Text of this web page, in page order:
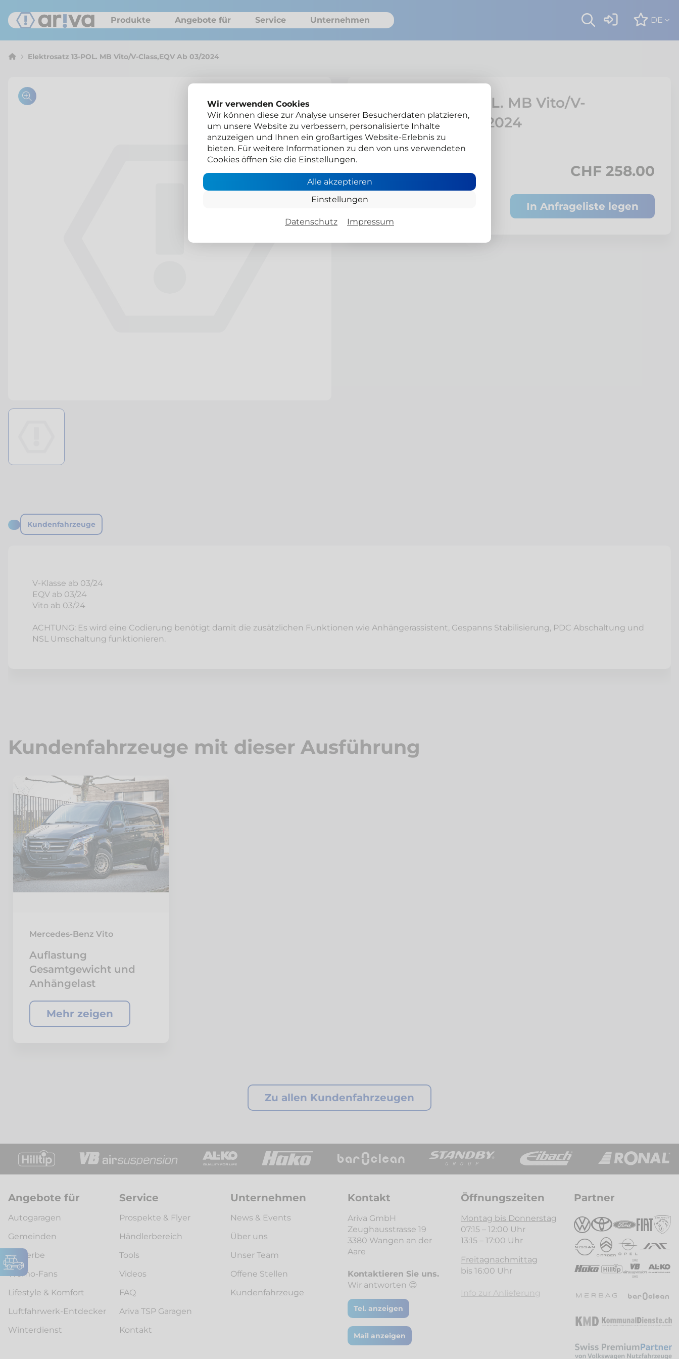
Produkte Angebote für Service Unternehmen DE
Elektrosatz 13-POL. MB Vito/V-Class,EQV Ab 03/2024
Elektrosatz 13-POL. MB Vito/V-
Class,EQV Ab 03/2024
21040558C
Netto zzgl. MwSt.
CHF 258.00
In Anfrageliste legen
Kundenfahrzeuge
V-Klasse ab 03/24
EQV ab 03/24
Vito ab 03/24
ACHTUNG: Es wird eine Codierung benötigt damit die zusätzlichen Funktionen wie Anhängerassistent, Gespanns Stabilisierung, PDC Abschaltung und
NSL Umschaltung funktionieren.
Kundenfahrzeuge mit dieser Ausführung
Mercedes-Benz Vito
Auflastung
Gesamtgewicht und
Anhängelast
Mehr zeigen
Zu allen Kundenfahrzeugen
Angebote für
Autogaragen
Gemeinden
Gewerbe
Womo-Fans
Lifestyle & Komfort
Luftfahrwerk-Entdecker
Winterdienst
Service
Prospekte & Flyer
Händlerbereich
Tools
Videos
FAQ
Ariva TSP Garagen
Kontakt
Unternehmen
News & Events
Über uns
Unser Team
Offene Stellen
Kunden­fahrzeuge
Kontakt
Ariva GmbH
Zeughausstrasse 19
3380 Wangen an der
Aare
Kontaktieren Sie uns.
Wir antworten 😊
Tel. anzeigen
Mail anzeigen
Öffnungszeiten
Montag bis Donnerstag
07:15 – 12:00 Uhr
13:15 – 17:00 Uhr
Freitagnachmittag
bis 16:00 Uhr
Info zur Anlieferung
Partner
Wir verwenden Cookies
Wir können diese zur Analyse unserer Besucherdaten platzieren,
um unsere Website zu verbessern, personalisierte Inhalte
anzuzeigen und Ihnen ein großartiges Website-Erlebnis zu
bieten. Für weitere Informationen zu den von uns verwendeten
Cookies öffnen Sie die Einstellungen.
Alle akzeptieren
Einstellungen
Datenschutz Impressum